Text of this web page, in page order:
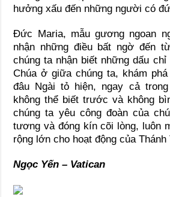
hưởng xấu đến những người có
Đức Maria, mẫu gương ngoan
nhận những điều bất ngờ đến
chúng ta nhận biết những dấu
Chúa ở giữa chúng ta, khám
đâu Ngài tỏ hiện, ngay cả
không thể biết trước và không
chúng ta yêu công đoàn của
tương và đóng kín cõi lòng, luôn
rộng lớn cho hoạt động của Thánh
Ngọc Yến – Vatican